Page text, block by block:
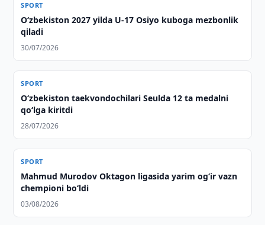
SPORT
O‘zbekiston 2027 yilda U-17 Osiyo kuboga mezbonlik
qiladi
30/07/2026
SPORT
O‘zbekiston taekvondochilari Seulda 12 ta medalni
qo‘lga kiritdi
28/07/2026
SPORT
Mahmud Murodov Oktagon ligasida yarim og‘ir vazn
chempioni bo‘ldi
03/08/2026